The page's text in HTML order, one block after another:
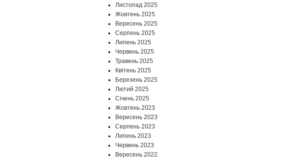
Листопад 2025
Жовтень 2025
Вересень 2025
Серпень 2025
Липень 2025
Червень 2025
Травень 2025
Квітень 2025
Березень 2025
Лютий 2025
Січень 2025
Жовтень 2023
Вересень 2023
Серпень 2023
Липень 2023
Червень 2023
Вересень 2022